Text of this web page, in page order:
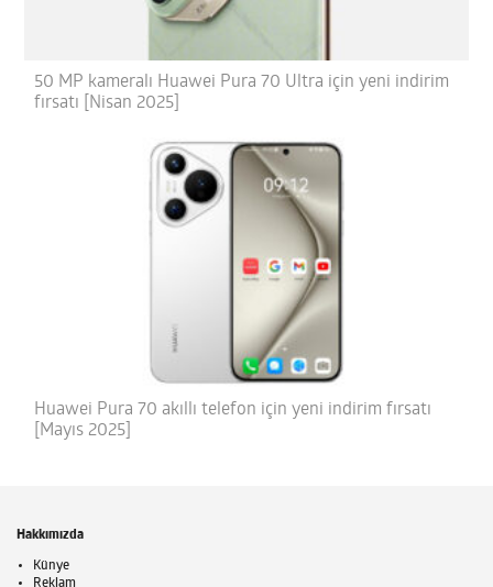
50 MP kameralı Huawei Pura 70 Ultra için yeni indirim
fırsatı [Nisan 2025]
Huawei Pura 70 akıllı telefon için yeni indirim fırsatı
[Mayıs 2025]
Hakkımızda
Künye
Reklam